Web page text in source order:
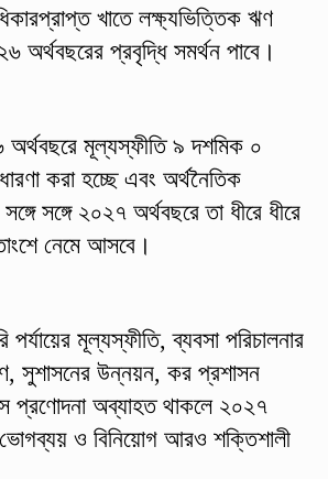
খাতে লক্ষ্যভিত্তিক ঋণ
অর্থবছরের প্রবৃদ্ধি সমর্থন পাবে।
মূল্যস্ফীতি ৯ দশমিক ০
করা হচ্ছে এবং অর্থনৈতিক
সঙ্গে ২০২৭ অর্থবছরে তা ধীরে ধীরে
নেমে আসবে।
পর্যায়ের মূল্যস্ফীতি, ব্যবসা পরিচালনার
সুশাসনের উন্নয়ন, কর প্রশাসন
প্রণোদনা অব্যাহত থাকলে ২০২৭
ভোগব্যয় ও বিনিয়োগ আরও শক্তিশালী